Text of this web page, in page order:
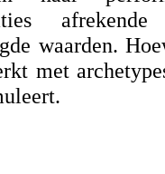
waarden.
met